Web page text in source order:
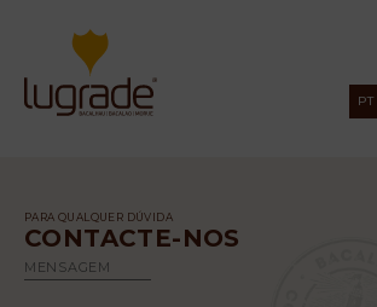
PT
PARA QUALQUER DÚVIDA
CONTACTE-NOS
MENSAGEM